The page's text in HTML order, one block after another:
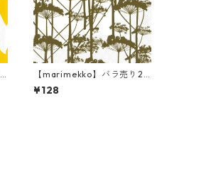
【marimekko】バラ売り2
枚 ランチサイズ ペーパーナ
プキン PUTKINOTKO オリ
¥128